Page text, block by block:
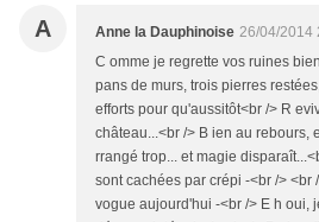
A Anne la Dauphinoise 26/04/2014
C omme je regrette vos ruines
pans de murs, trois pierres
efforts pour qu'aussitôt<br /> R
château...<br /> B ien au rebours,
rrangé trop... et magie
sont cachées par crépi -<br /> <br
vogue aujourd'hui -<br /> E h oui,